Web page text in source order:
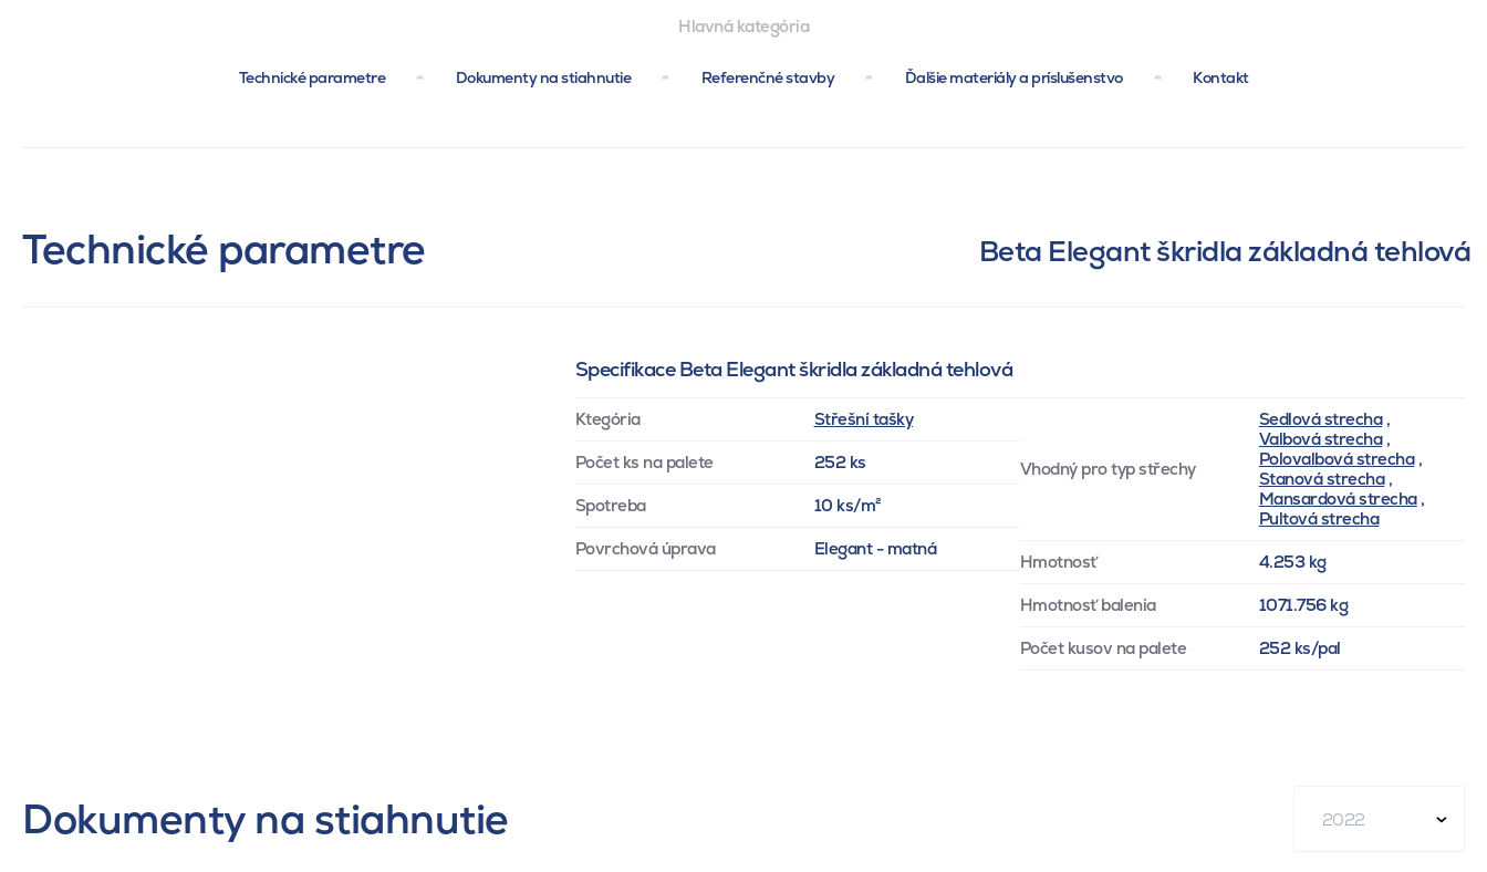
Hlavná kategória
Technické parametre Dokumenty na stiahnutie Referenčné stavby Ďalšie materiály a príslušenstvo Kontakt
Technické parametre Beta Elegant škridla základná tehlová
Specifikace Beta Elegant škridla základná tehlová
Ktegória Střešní tašky
Počet ks na palete 252 ks
Spotreba 10 ks/m²
Povrchová úprava Elegant - matná
Vhodný pro typ střechy
Sedlová strecha,
Valbová strecha,
Polovalbová strecha,
Stanová strecha,
Mansardová strecha,
Pultová strecha
Hmotnosť 4.253 kg
Hmotnosť balenia 1071.756 kg
Počet kusov na palete 252 ks/pal
Dokumenty na stiahnutie 2022